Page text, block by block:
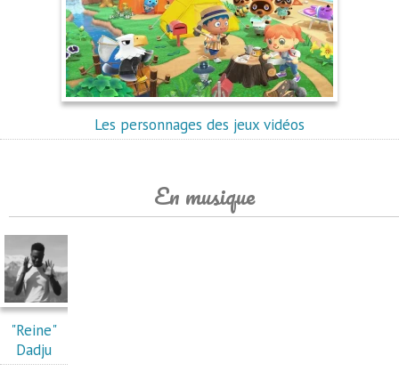
Les personnages des jeux vidéos
En musique
"Reine"
Dadju